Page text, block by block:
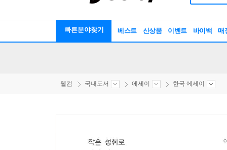
빠른분야찾기 베스트 신상품 이벤트 바이백 매
웰컴 국내도서 에세이 한국 에세이